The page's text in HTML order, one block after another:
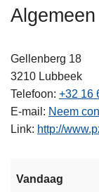
Algemeen
Gellenberg 18
3210 Lubbeek
Telefoon +32 16
E-mail
Neem
Link http://
Vandaag